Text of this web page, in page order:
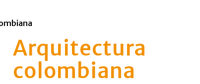
Arquitectura
colombiana